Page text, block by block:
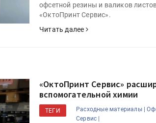
офсетной резины и валиков
«ОктоПринт Сервис».
Читать далее
«ОктоПринт Сервис»
вспомогательной химии
ТЕГИ Расходные материалы |
Сервис |